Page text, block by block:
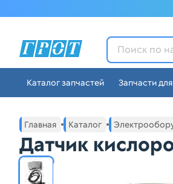
ГРОТ -
Каталог запчастей Запчасти
Основное меню навигации
Главная Каталог
Датчик